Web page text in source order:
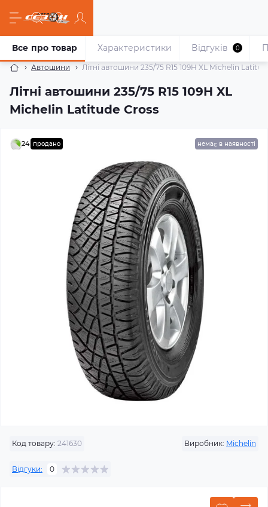
Автошини Літні автошини 235/75 R15 109H XL Michelin
Літні автошини 235/75 R15 109H XL
Michelin Latitude Cross
Все про товар Характеристики Відгуків 0
24 продано немає в наявності
Код товару: 241630 Виробник: Michelin
Відгуки: 0